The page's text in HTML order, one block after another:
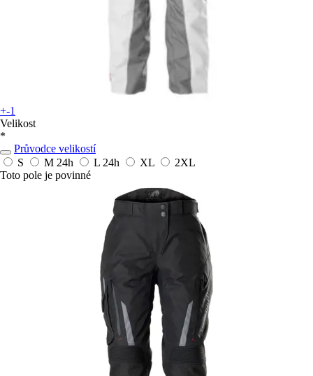
+-1
Velikost
*
Průvodce velikostí
S
M 24h L 24h XL
2XL
Toto pole je povinné